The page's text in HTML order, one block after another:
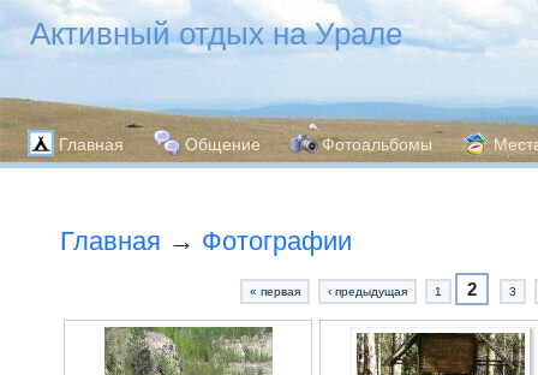
Активный отдых на Урале
Главная Общение Фотоальбомы
Главная → Фотографии
« первая ‹ предыдущая 1 2 3